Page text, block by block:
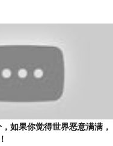
如果你觉得世界恶意满满，